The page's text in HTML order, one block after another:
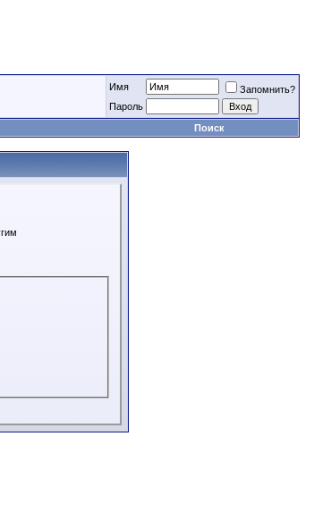
Имя
Запомнить?
Пароль
Поиск